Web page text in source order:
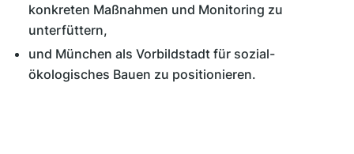
konkreten Maßnahmen und Monitoring zu
unterfüttern,
und München als Vorbildstadt für sozial-
ökologisches Bauen zu positionieren.